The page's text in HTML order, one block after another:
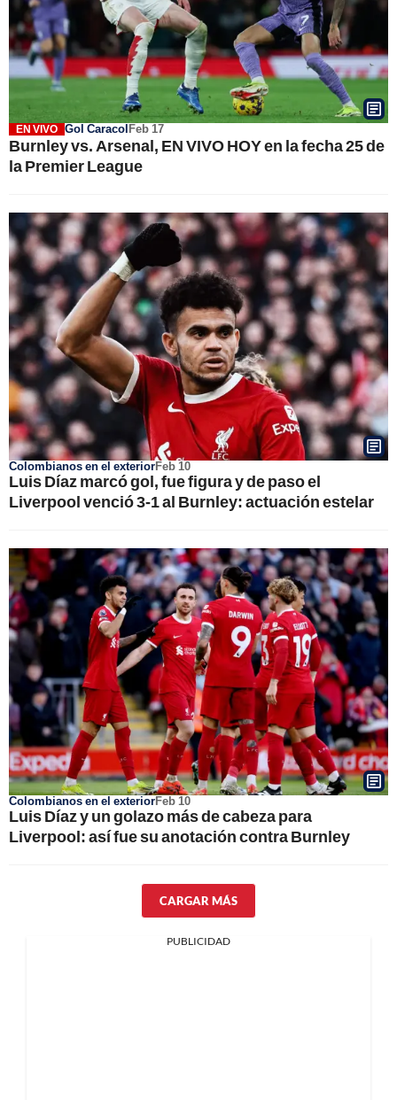
EN VIVO Gol CaracolFeb 17
Burnley vs. Arsenal, EN VIVO HOY en la fecha 25 de
la Premier League
Colombianos en el exteriorFeb 10
Luis Díaz marcó gol, fue figura y de paso el
Liverpool venció 3-1 al Burnley: actuación estelar
Colombianos en el exteriorFeb 10
Luis Díaz y un golazo más de cabeza para
Liverpool: así fue su anotación contra Burnley
CARGAR MÁS
PUBLICIDAD